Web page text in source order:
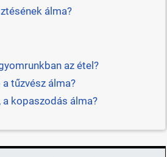
álma?
az étel?
tűzvész álma?
kopaszodás álma?